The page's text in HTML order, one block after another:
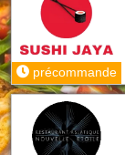
précommande